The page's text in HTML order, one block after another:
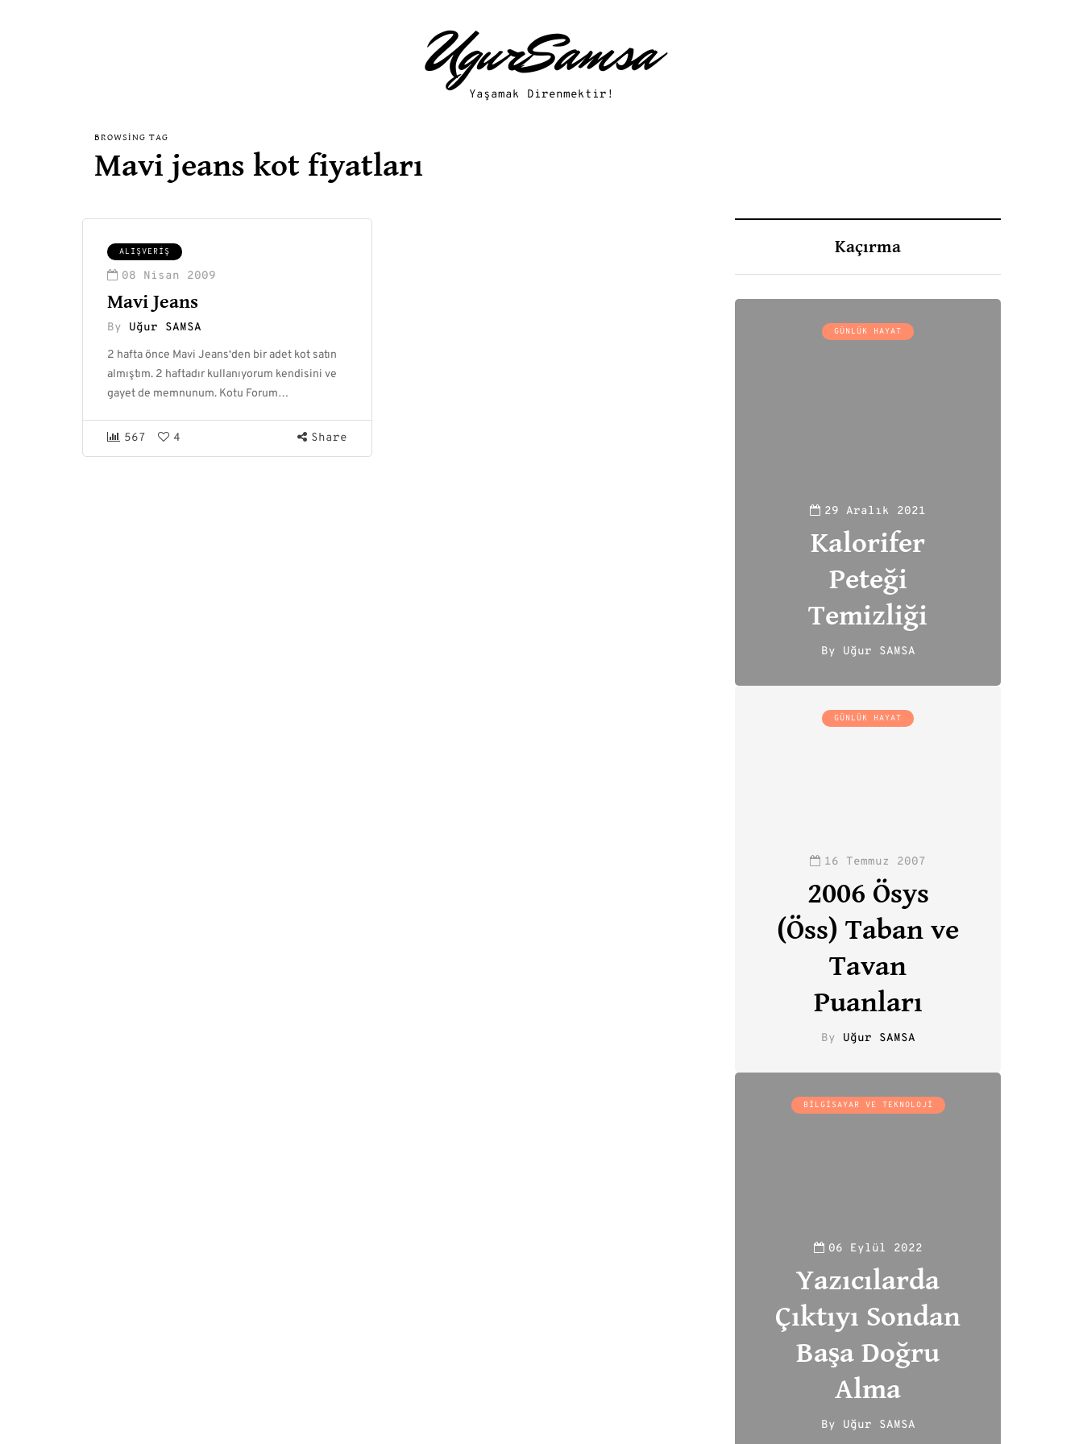
UgurSamsa
Yaşamak Direnmektir!
BROWSING TAG
Mavi jeans kot fiyatları
ALIŞVERIŞ
08 Nisan 2009
Mavi Jeans
By Uğur SAMSA
2 hafta önce Mavi Jeans‘den bir adet kot satın
almıştım. 2 haftadır kullanıyorum kendisini ve
gayet de memnunum. Kotu Forum…
567 4 Share
Kaçırma
GÜNLÜK HAYAT
29 Aralık 2021
Kalorifer
Peteği
Temizliği
By Uğur SAMSA
GÜNLÜK HAYAT
16 Temmuz 2007
2006 Ösys
(Öss) Taban ve
Tavan
Puanları
By Uğur SAMSA
BILGISAYAR VE TEKNOLOJI
06 Eylül 2022
Yazıcılarda
Çıktıyı Sondan
Başa Doğru
Alma
By Uğur SAMSA